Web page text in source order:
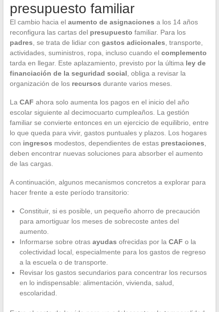
presupuesto familiar
El cambio hacia el aumento de asignaciones a los 14 años
reconfigura las cartas del presupuesto familiar. Para los
padres , se trata de lidiar con gastos adicionales , transporte,
actividades, suministros, ropa, incluso cuando el complemento
tarda en llegar. Este aplazamiento, previsto por la última ley de
financiación de la seguridad social , obliga a revisar la
organización de los recursos durante varios meses.
La CAF ahora solo aumenta los pagos en el inicio del año
escolar siguiente al decimocuarto cumpleaños. La gestión
familiar se convierte entonces en un ejercicio de equilibrio, entre
lo que queda para vivir, gastos puntuales y plazos. Los hogares
con ingresos modestos, dependientes de estas prestaciones
deben encontrar nuevas soluciones para absorber el aumento
de las cargas.
A continuación, algunos mecanismos concretos a explorar para
hacer frente a este período transitorio:
Constituir, si es posible, un pequeño ahorro de precaución
para amortiguar los meses de sobrecoste antes del
aumento.
Informarse sobre otras ayudas ofrecidas por la CAF o la
colectividad local, especialmente para los gastos de regreso
a la escuela o de transporte.
Revisar los gastos secundarios para concentrar los recursos
en lo indispensable: alimentación, vivienda, salud,
escolaridad.